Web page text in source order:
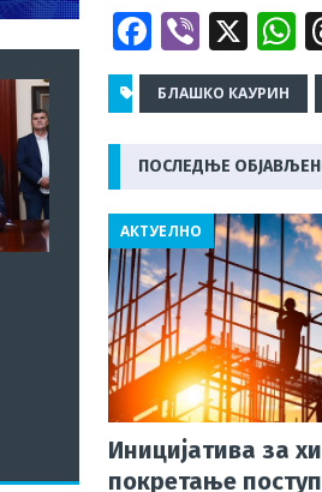
F
a
c
e
b
o
o
k
Vi
b
e
r
X
h
s
A
p
p
БЛАШКО КАУРИН
ПОСЛЕДЊЕ
Иницијатива за
покретање
АКТУЕЛНО